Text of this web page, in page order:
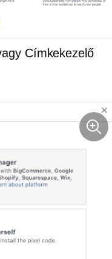
Címkekezelő